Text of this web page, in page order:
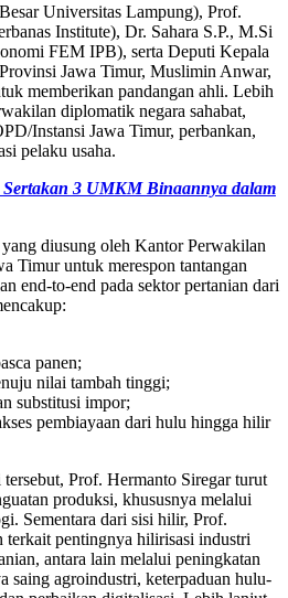
Universitas Lampung), Prof.
Institute), Dr. Sahara S.P., M.Si
FEM IPB), serta Deputi Kepala
Jawa Timur, Muslimin Anwar,
memberikan pandangan ahli. Lebih
diplomatik negara sahabat,
Instansi Jawa Timur, perbankan,
pelaku usaha.
3 UMKM Binaannya dalam
diusung oleh Kantor Perwakilan
Timur untuk merespon tantangan
end-to-end pada sektor pertanian dari
panen;
nilai tambah tinggi;
substitusi impor;
pembiayaan dari hulu hingga hilir
tersebut, Prof. Hermanto Siregar turut
produksi, khususnya melalui
Sementara dari sisi hilir, Prof.
pentingnya hilirisasi industri
antara lain melalui peningkatan
saing agroindustri, keterpaduan hulu-